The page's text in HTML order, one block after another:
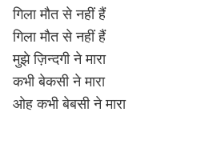
गिला मौत से नहीं हैं
गिला मौत से नहीं हैं
मुझे ज़िन्दगी ने मारा
कभी बेकसी ने मारा
ओह कभी बेबसी ने मारा